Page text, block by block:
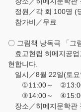
정원／각 회 100명 (
참가비／무료
〇 그림책 낭독극 「그
효고현립 히메지공업
현합니다.
일시／8월 22일(토
①11:00～
③14:00～
장소／히메지문학관